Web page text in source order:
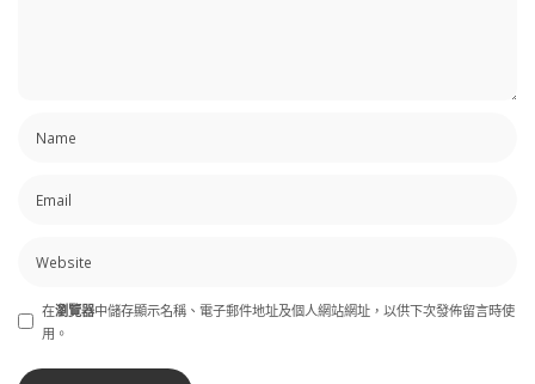
在瀏覽器中儲存顯示名稱、電子郵件地址及個人網站網址，以供下次發佈留言時使
用。